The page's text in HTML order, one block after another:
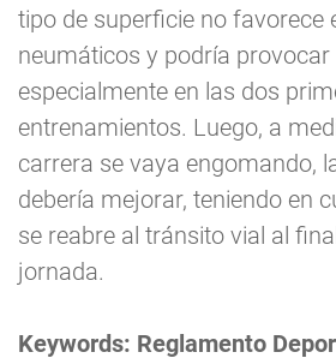
tipo de superficie no favorece
neumáticos y podría provocar
especialmente en las dos
entrenamientos. Luego, a
carrera se vaya engomando,
debería mejorar, teniendo en
se reabre al tránsito vial al
jornada.
Keywords: Reglamento